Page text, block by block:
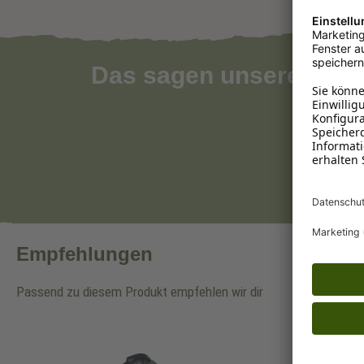
Das sagen unsere
Empfehlungen
Passend zu diesem Produkt empfehlen wir dir